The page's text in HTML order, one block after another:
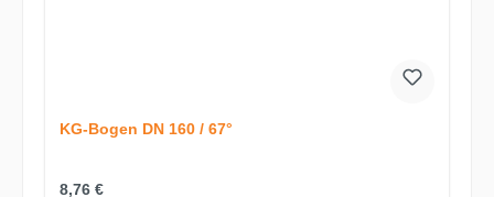
KG-Bogen DN 160 / 67°
Regulärer Preis:
8,76 €